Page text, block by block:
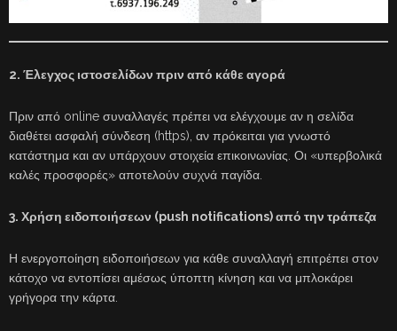
2. Έλεγχος ιστοσελίδων πριν από κάθε αγορά
Πριν από online συναλλαγές πρέπει να ελέγχουμε αν η σελίδα
διαθέτει ασφαλή σύνδεση (https), αν πρόκειται για γνωστό
κατάστημα και αν υπάρχουν στοιχεία επικοινωνίας. Οι «υπερβολικά
καλές προσφορές» αποτελούν συχνά παγίδα.
3. Χρήση ειδοποιήσεων (push notifications) από την τράπεζα
Η ενεργοποίηση ειδοποιήσεων για κάθε συναλλαγή επιτρέπει στον
κάτοχο να εντοπίσει αμέσως ύποπτη κίνηση και να μπλοκάρει
γρήγορα την κάρτα.